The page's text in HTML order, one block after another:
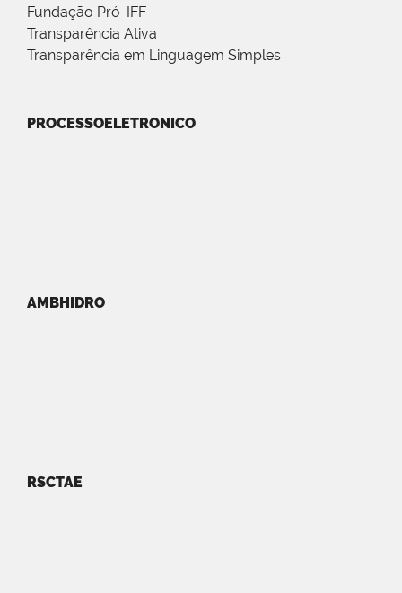
Fundação Pró-IFF
Transparência Ativa
Transparência em Linguagem Simples
PROCESSOELETRONICO
AMBHIDRO
RSCTAE